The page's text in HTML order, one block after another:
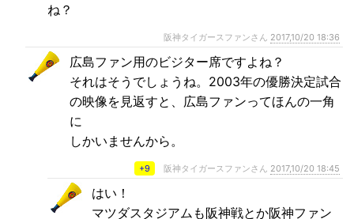
ね？
阪神タイガースファンさん 2017,10/20 18:36
広島ファン用のビジター席ですよね？
それはそうでしょうね。2003年の優勝決定試合
の映像を見返すと、広島ファンってほんの一角
に
しかいませんから。
+9 阪神タイガースファンさん 2017,10/20 18:45
はい！
マツダスタジアムも阪神戦とか阪神ファン